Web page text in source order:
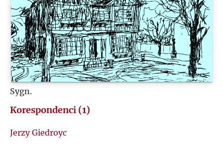
T
U
V
Sygn.
Korespondenci (1)
Jerzy Giedroyc